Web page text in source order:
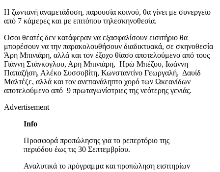
Η ζωντανή αναμετάδοση, παρουσία κοινού, θα γίνει με συνεργείο
από 7 κάμερες και με επιτόπου τηλεσκηνοθεσία.
Οσοι θεατές δεν κατάφεραν να εξασφαλίσουν εισιτήριο θα
μπορέσουν να την παρακολουθήσουν διαδικτυακά, σε σκηνοθεσία
Άρη Μπινιάρη, αλλά και τον έξοχο θίασο αποτελούμενο από τους
Γιάννη Στάνκογλου, Αρη Μπινιάρη, Ηρώ Μπέζου, Ιωάννη
Παπαζήση, Αλέκο Συσσοβίτη, Κωνσταντίνο Γεωργαλή, Δαυίδ
Μαλτέζε, αλλά και τον ανεπανάληπτο χορό των Ωκεανίδων
αποτελούμενο από 9 πρωταγωνίστριες της νεότερης γενιάς.
Advertisement
Info
Προσφορά προπώλησης για το ρεπερτόριο της
περιόδου έως τις 30 Σεπτεμβρίου.
Αναλυτικά το πρόγραμμα και προπώληση εισιτηρίων